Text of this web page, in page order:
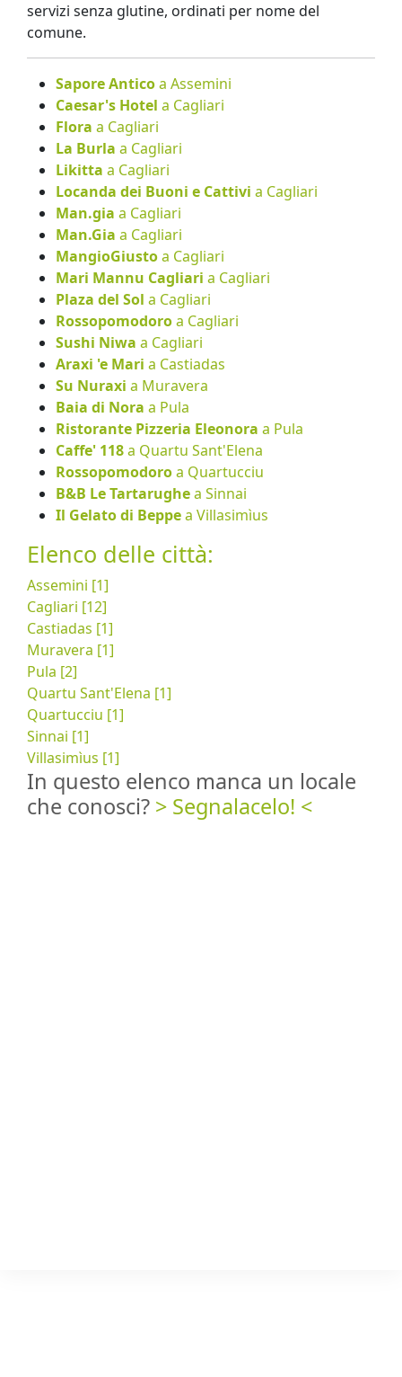
servizi senza glutine, ordinati per nome del
comune.
Sapore Anticoa Assemini
Caesar's Hotel a Cagliari
Flora a Cagliari
La Burla a Cagliari
Likitta a Cagliari
Locanda dei Buoni e Cattivi a Cagliari
Man.gia a Cagliari
Man.Gia a Cagliari
MangioGiustoa Cagliari
Mari Mannu Cagliari a Cagliari
Plaza del Sol a Cagliari
Rossopomodoroa Cagliari
Sushi Niwa a Cagliari
Araxi 'e Mari a Castiadas
Su Nuraxi a Muravera
Baia di Nora a Pula
Ristorante Pizzeria Eleonora a Pula
Caffe' 118a Quartu Sant'Elena
Rossopomodoroa Quartucciu
B&B Le Tartarughea Sinnai
Il Gelato di Beppea Villasimìus
Elenco delle città:
Assemini [1]
Cagliari [12]
Castiadas [1]
Muravera [1]
Pula [2]
Quartu Sant'Elena [1]
Quartucciu [1]
Sinnai [1]
Villasimìus [1]
In questo elenco manca un locale
che conosci? > Segnalacelo! <